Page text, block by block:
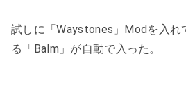
試しに「Waystones」Modを入れ
る「Balm」が自動で入った。